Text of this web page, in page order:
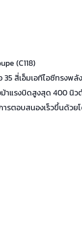
(C118)
สี่เอ็มเอทีไอซีทรงพ
าแรงบิดสูงสุด 400 นิว
ารตอบสนองเร็วขึ้นด้ว